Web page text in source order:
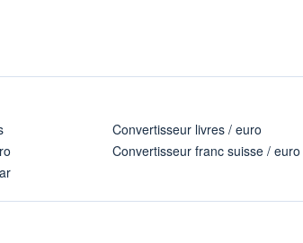
Convertisseur livres / euro
Convertisseur franc suisse / euro